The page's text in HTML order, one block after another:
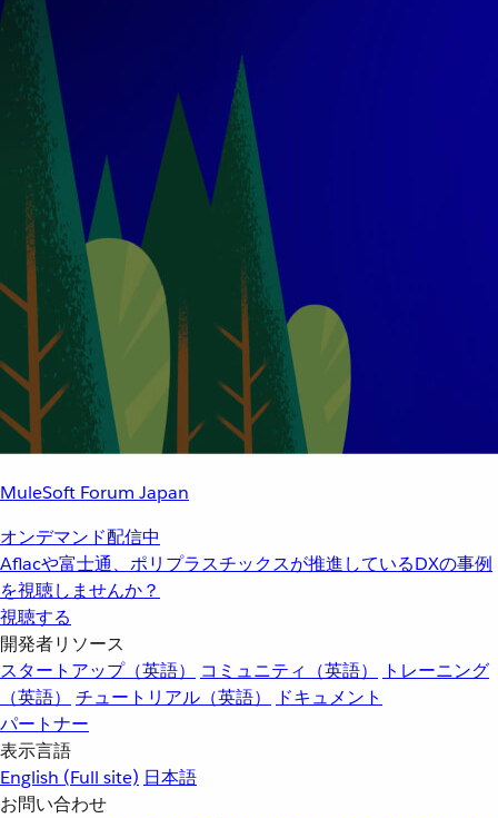
MuleSoft Forum Japan
オンデマンド配信中
Aflacや富士通、ポリプラスチックスが推進しているDXの事例
を視聴しませんか？
視聴する
開発者リソース
スタートアップ（英語）
コミュニティ（英語）
トレーニング
（英語）
チュートリアル（英語）
ドキュメント
パートナー
表示言語
English (Full site) 日本語
お問い合わせ